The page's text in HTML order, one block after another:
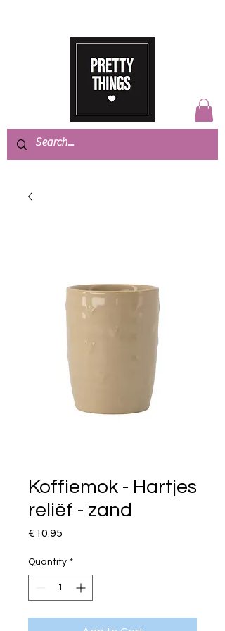
Koffiemok - Hartjes
reliëf - zand
€10.95
Quantity *